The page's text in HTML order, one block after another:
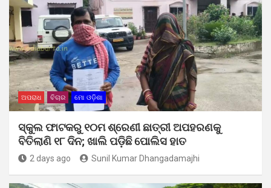
ଅପରାଧ ବିଚାର ମୋ ଓଡ଼ିଶା
ସ୍କୁଲ ଫାଟକରୁ ୧୦ମ ଶ୍ରେଣୀ ଛାତ୍ରୀ ଅପହରଣକୁ
ବିତିଲାଣି ୧୮ ଦିନ; ଖାଲି ପଡ଼ିଛି ପୋଲିସ ହାତ
2 days ago Sunil Kumar Dhangadamajhi